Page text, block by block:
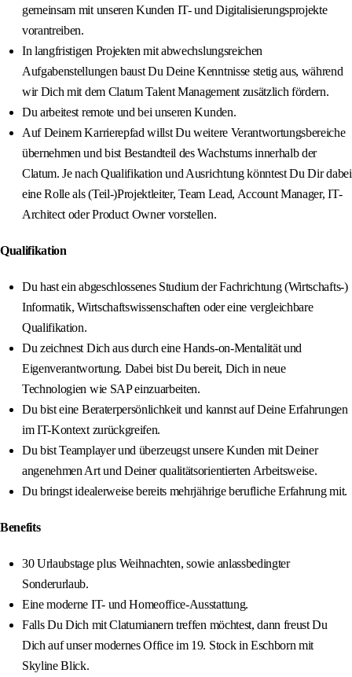
gemeinsam mit unseren Kunden IT- und Digitalisierungsprojekte
vorantreiben.
In langfristigen Projekten mit abwechslungsreichen
Aufgabenstellungen baust Du Deine Kenntnisse stetig aus, während
wir Dich mit dem Clatum Talent Management zusätzlich fördern.
Du arbeitest remote und bei unseren Kunden.
Auf Deinem Karrierepfad willst Du weitere Verantwortungsbereiche
übernehmen und bist Bestandteil des Wachstums innerhalb der
Clatum. Je nach Qualifikation und Ausrichtung könntest Du Dir dabei
eine Rolle als (Teil-)Projektleiter, Team Lead, Account Manager, IT-
Architect oder Product Owner vorstellen.
Qualifikation
Du hast ein abgeschlossenes Studium der Fachrichtung (Wirtschafts-)
Informatik, Wirtschaftswissenschaften oder eine vergleichbare
Qualifikation.
Du zeichnest Dich aus durch eine Hands-on-Mentalität und
Eigenverantwortung. Dabei bist Du bereit, Dich in neue
Technologien wie SAP einzuarbeiten.
Du bist eine Beraterpersönlichkeit und kannst auf Deine Erfahrungen
im IT-Kontext zurückgreifen.
Du bist Teamplayer und überzeugst unsere Kunden mit Deiner
angenehmen Art und Deiner qualitätsorientierten Arbeitsweise.
Du bringst idealerweise bereits mehrjährige berufliche Erfahrung mit.
Benefits
30 Urlaubstage plus Weihnachten, sowie anlassbedingter
Sonderurlaub.
Eine moderne IT- und Homeoffice-Ausstattung.
Falls Du Dich mit Clatumianern treffen möchtest, dann freust Du
Dich auf unser modernes Office im 19. Stock in Eschborn mit
Skyline Blick.